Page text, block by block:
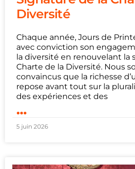
Diversité
Chaque année, Jours de
avec conviction son
la diversité en renouvelant la
Charte de la Diversité. Nous
convaincus que la richesse
repose avant tout sur la
des expériences et des
...
5 juin 2026